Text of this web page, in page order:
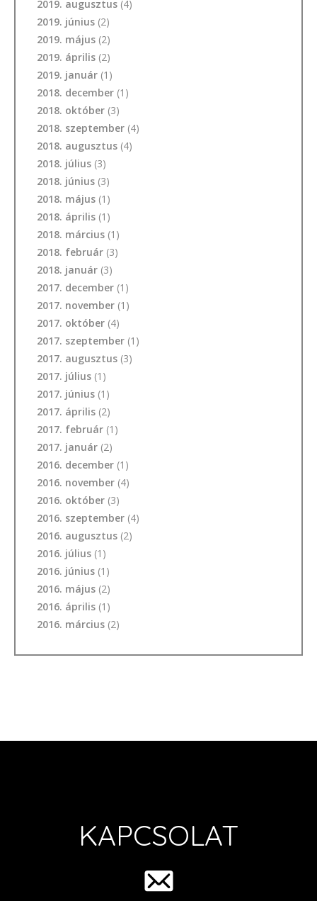
2019. augusztus (4)
2019. június (2)
2019. május (2)
2019. április (2)
2019. január (1)
2018. december (1)
2018. október (3)
2018. szeptember (4)
2018. augusztus (4)
2018. július (3)
2018. június (3)
2018. május (1)
2018. április (1)
2018. március (1)
2018. február (3)
2018. január (3)
2017. december (1)
2017. november (1)
2017. október (4)
2017. szeptember (1)
2017. augusztus (3)
2017. július (1)
2017. június (1)
2017. április (2)
2017. február (1)
2017. január (2)
2016. december (1)
2016. november (4)
2016. október (3)
2016. szeptember (4)
2016. augusztus (2)
2016. július (1)
2016. június (1)
2016. május (2)
2016. április (1)
2016. március (2)
KAPCSOLAT